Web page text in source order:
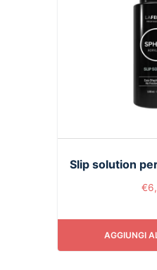
Slip solution
€
AGGIUNGI